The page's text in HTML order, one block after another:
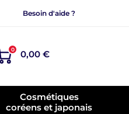
Besoin d'aide ?
0 0,00 €
Cosmétiques
coréens et japonais